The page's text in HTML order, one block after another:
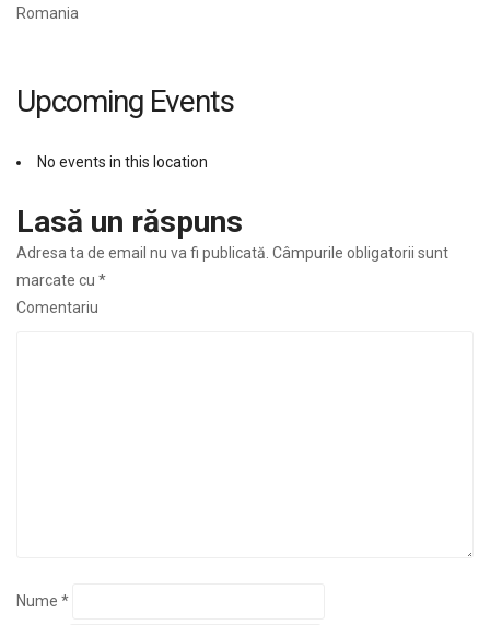
Romania
Upcoming Events
No events in this location
Lasă un răspuns
Adresa ta de email nu va fi publicată. Câmpurile obligatorii sunt
marcate cu *
Comentariu
Nume *